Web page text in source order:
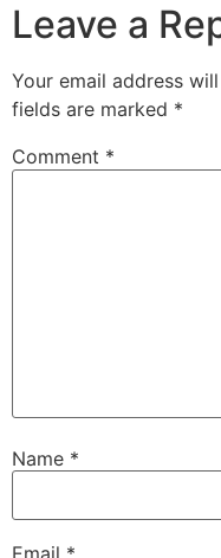
Leave a
Your email address
fields are marked *
Comment *
Name *